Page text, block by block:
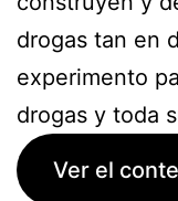
drogas tan en
experimento
drogas y toda
Ver el